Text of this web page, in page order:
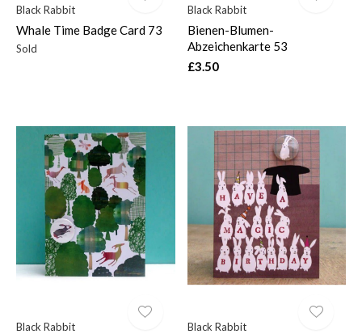
Black Rabbit
Whale Time Badge Card 73
Sold
Black Rabbit
Bienen-Blumen-
Abzeichenkarte 53
£3.50
Black Rabbit Black Rabbit